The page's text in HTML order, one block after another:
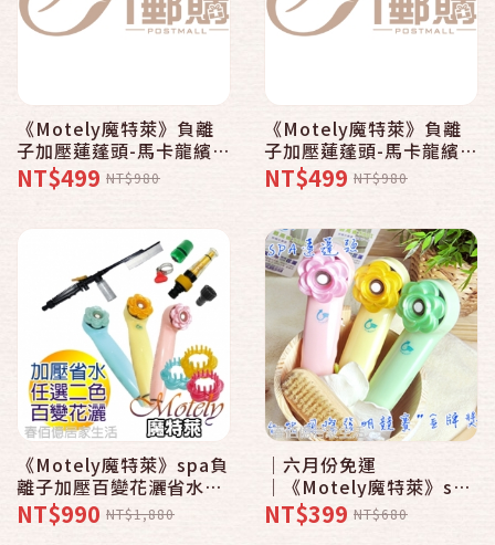
《Motely魔特萊》負離
子加壓蓮蓬頭-馬卡龍繽紛
色系〈8SM粉藍x1 香精
x3 頭皮梳x1〉舒壓按摩
NT$499 NT$980
《Motely魔特萊》負離
子加壓蓮蓬頭-馬卡龍繽紛
色系〈8SM粉黃x1 香精
x3 頭皮梳x1〉舒壓按摩
NT$499 NT$980
《Motely魔特萊》spa負
離子加壓百變花灑省水蓮
蓬頭-馬卡龍8SMx2〈贈
按摩梳x2、水槍4件包
NT$990 NT$1,880
│六月份免運
│《Motely魔特萊》spa
負離子加壓百變花灑省水
蓮蓬頭-馬卡龍繽紛色系
NT$399 NT$680